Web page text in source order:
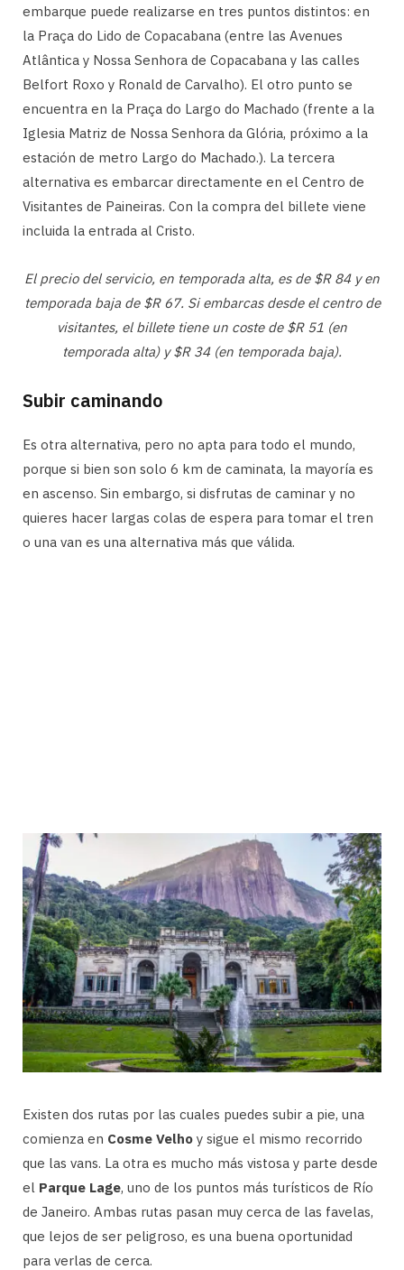
embarque puede realizarse en tres puntos distintos: en
la Praça do Lido de Copacabana (entre las Avenues
Atlântica y Nossa Senhora de Copacabana y las calles
Belfort Roxo y Ronald de Carvalho). El otro punto se
encuentra en la Praça do Largo do Machado (frente a la
Iglesia Matriz de Nossa Senhora da Glória, próximo a la
estación de metro Largo do Machado.). La tercera
alternativa es embarcar directamente en el Centro de
Visitantes de Paineiras. Con la compra del billete viene
incluida la entrada al Cristo.
El precio del servicio, en temporada alta, es de $R 84 y en
temporada baja de $R 67. Si embarcas desde el centro de
visitantes, el billete tiene un coste de $R 51 (en
temporada alta) y $R 34 (en temporada baja).
Subir caminando
Es otra alternativa, pero no apta para todo el mundo,
porque si bien son solo 6 km de caminata, la mayoría es
en ascenso. Sin embargo, si disfrutas de caminar y no
quieres hacer largas colas de espera para tomar el tren
o una van es una alternativa más que válida.
Existen dos rutas por las cuales puedes subir a pie, una
comienza en Cosme Velho y sigue el mismo recorrido
que las vans. La otra es mucho más vistosa y parte desde
el Parque Lage, uno de los puntos más turísticos de Río
de Janeiro. Ambas rutas pasan muy cerca de las favelas,
que lejos de ser peligroso, es una buena oportunidad
para verlas de cerca.